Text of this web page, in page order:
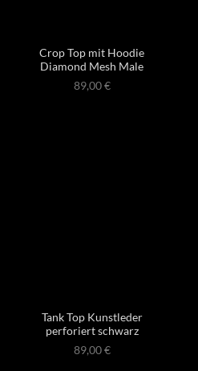
Crop Top mit Hoodie
Diamond Mesh Male
89,00€
Tank Top Kunstleder
perforiert schwarz
89,00€